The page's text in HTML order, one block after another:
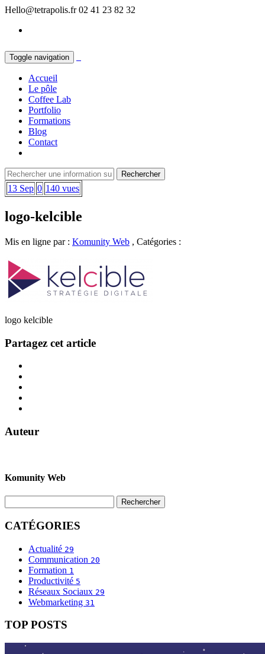
Hello@tetrapolis.fr 02 41 23 82 32
Toggle navigation
Accueil
Le pôle
Coffee Lab
Portfolio
Formations
Blog
Contact
13 Sep 0 140 vues
logo-kelcible
Mis en ligne par : Komunity Web , Catégories :
logo kelcible
Partagez cet article
Auteur
Komunity Web
CATÉGORIES
Actualité 29
Communication 20
Formation 1
Productivité 5
Réseaux Sociaux 29
Webmarketing 31
TOP POSTS